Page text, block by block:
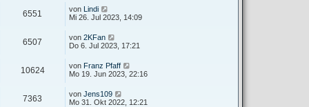
6551 von Lindi
Mi 26. Jul 2023, 14:09
6507 von 2KFan
Do 6. Jul 2023, 17:21
10624 von Franz Pfaff
Mo 19. Jun 2023, 22:16
7363 von Jens109
Mo 31. Okt 2022, 12:21